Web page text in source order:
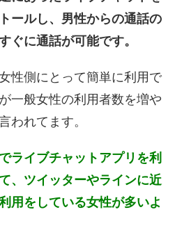
ールし、男性からの通話の
ぐに通話が可能です。
性側にとって簡単に利用で
一般女性の利用者数を増や
われてます。
ライブチャットアプリを利
、ツイッターやラインに近
用をしている女性が多いよ